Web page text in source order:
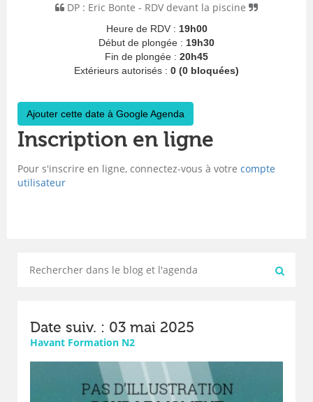
DP : Eric Bonte - RDV devant la piscine
Heure de RDV : 19h00
Début de plongée : 19h30
Fin de plongée : 20h45
Extérieurs autorisés : 0 (0 bloquées)
Ajouter cette date à Google Agenda
Inscription en ligne
Pour s'inscrire en ligne, connectez-vous à votre compte
utilisateur
Date suiv. : 03 mai 2025
Havant Formation N2